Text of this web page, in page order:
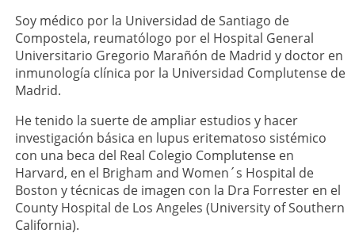
Soy médico por la Universidad de Santiago de
Compostela, reumatólogo por el Hospital General
Universitario Gregorio Marañón de Madrid y doctor en
inmunología clínica por la Universidad Complutense de
Madrid.
He tenido la suerte de ampliar estudios y hacer
investigación básica en lupus eritematoso sistémico
con una beca del Real Colegio Complutense en
Harvard, en el Brigham and Women´s Hospital de
Boston y técnicas de imagen con la Dra Forrester en el
County Hospital de Los Angeles (University of Southern
California).